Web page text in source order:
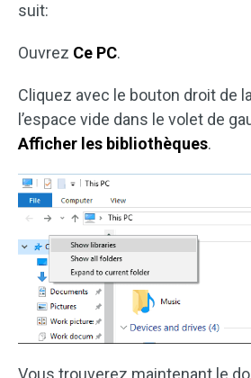
suit:
Ouvrez Ce PC.
Cliquez avec le bouton droit de
l’espace vide dans le volet de
Afficher les bibliothèques.
Vous trouverez maintenant le